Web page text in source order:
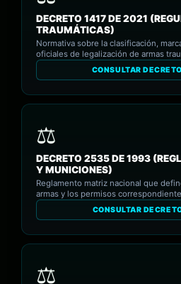
DECRETO 1417 DE 2021
TRAUMÁTICAS)
Normativa sobre la clasificación,
oficiales de legalización de armas
CONSULTAR
DECRETO 2535 DE 1993
Y MUNICIONES)
Reglamento matriz nacional que
armas y los permisos
CONSULTAR